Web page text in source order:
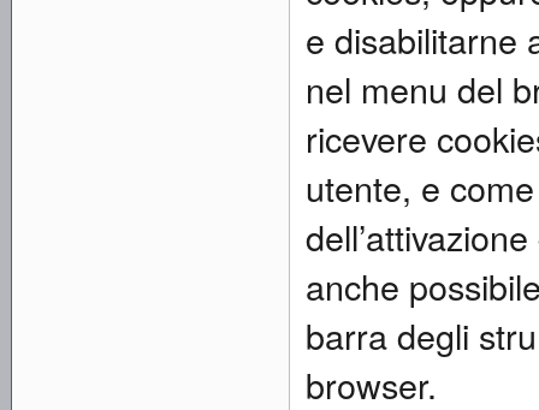
e disabilitarne
nel menu del
ricevere
utente, e
anche
barra degli
browser.